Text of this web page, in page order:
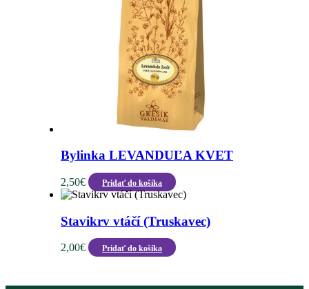
Bylinka LEVANDUĽA KVET
2,50€ Pridať do košíka
Stavikrv vtáčí (Truskavec)
2,00€ Pridať do košíka